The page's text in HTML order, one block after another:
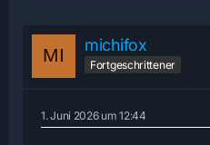
michifox
Fortgeschrittener
1. Juni 2026 um 12:44